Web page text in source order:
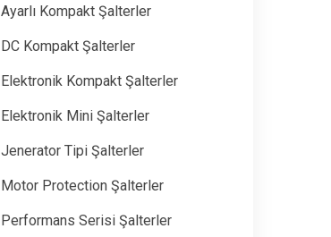
Ayarlı Kompakt Şalterler
DC Kompakt Şalterler
Elektronik Kompakt Şalterler
Elektronik Mini Şalterler
Jenerator Tipi Şalterler
Motor Protection Şalterler
Performans Serisi Şalterler